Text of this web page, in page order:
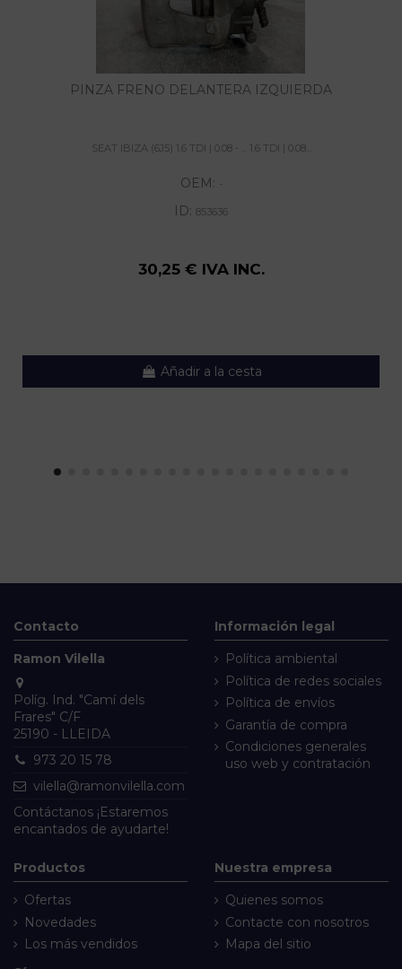
PINZA FRENO DELANTERA IZQUIERDA
SEAT IBIZA (6J5) 1.6 TDI | 0.08 - ... 1.6 TDI | 0.08...
OEM: -
ID: 853636
30,25 € IVA INC.
Añadir a la cesta
Contacto
Ramon Vilella
Políg. Ind. "Camí dels
Frares" C/F
25190 - LLEIDA
973 20 15 78
vilella@ramonvilella.com
Contáctanos ¡Estaremos
encantados de ayudarte!
Información legal
Política ambiental
Política de redes sociales
Política de envíos
Garantía de compra
Condiciones generales
uso web y contratación
Productos
Ofertas
Novedades
Los más vendidos
Nuestra empresa
Quienes somos
Contacte con nosotros
Mapa del sitio